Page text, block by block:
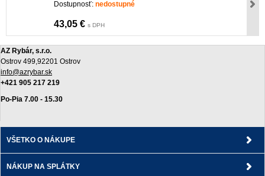
Dostupnosť: nedostupné
43,05 € s DPH
AZ Rybár, s.r.o.
Ostrov 499,92201 Ostrov
info@azrybar.sk
+421 905 217 219
Po-Pia 7.00 - 15.30
VŠETKO O NÁKUPE
NÁKUP NA SPLÁTKY